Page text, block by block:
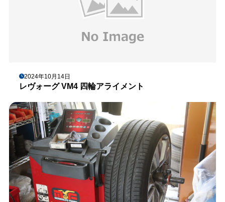
2024年10月14日
レヴォーグ VM4 四輪アライメント